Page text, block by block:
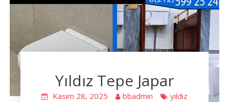
Yıldız Tepe Japar
Kasım 28, 2025 bbadmin
yıldız